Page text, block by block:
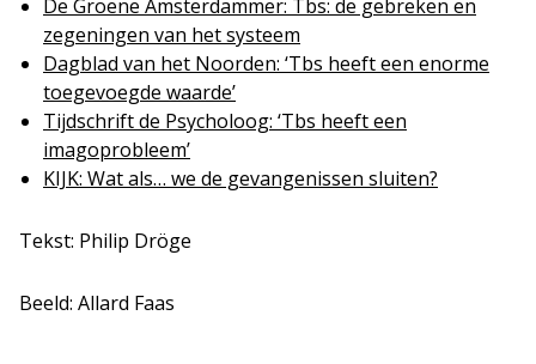
De Groene Amsterdammer: Tbs: de gebreken en
zegeningen van het systeem
Dagblad van het Noorden: ‘Tbs heeft een enorme
toegevoegde waarde’
Tijdschrift de Psycholoog: ‘Tbs heeft een
imagoprobleem’
KIJK: Wat als… we de gevangenissen sluiten?
Tekst: Philip Dröge
Beeld: Allard Faas